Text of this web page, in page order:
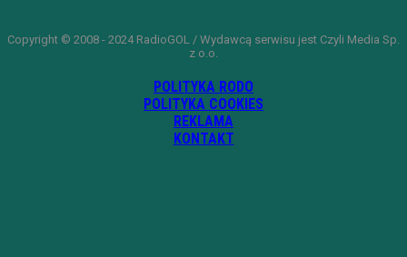
Copyright © 2008 - 2024 RadioGOL / Wydawcą serwisu jest Czyli Media Sp.
z o.o.
POLITYKA RODO
POLITYKA COOKIES
REKLAMA
KONTAKT